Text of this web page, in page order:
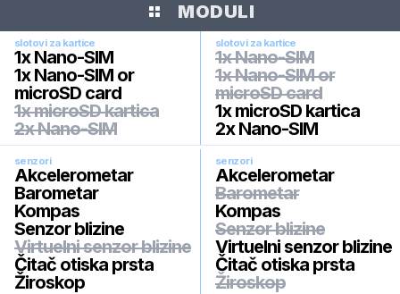
MODULI
slotovi za kartice
1x Nano-SIM
1x Nano-SIM or
microSD card
1x microSD kartica
2x Nano-SIM
slotovi za kartice
1x Nano-SIM
1x Nano-SIM or
microSD card
1x microSD kartica
2x Nano-SIM
senzori
Akcelerometar
Barometar
Kompas
Senzor blizine
Virtuelni senzor blizine
Čitač otiska prsta
Žiroskop
senzori
Akcelerometar
Barometar
Kompas
Senzor blizine
Virtuelni senzor blizine
Čitač otiska prsta
Žiroskop